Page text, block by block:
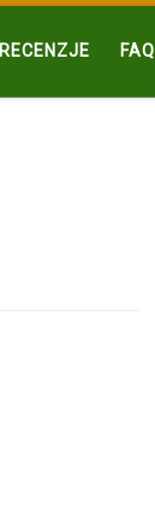
RECENZJE FAQ